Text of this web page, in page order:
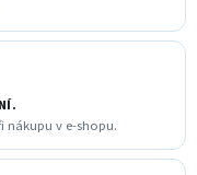
nákupu v e-shopu.